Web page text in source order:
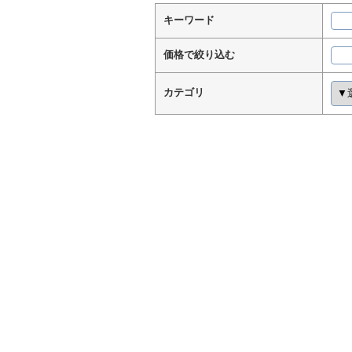
キーワード
価格で絞り込む
カテゴリ